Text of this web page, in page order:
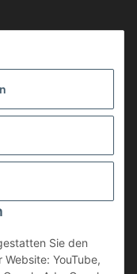
Sie den
YouTube,